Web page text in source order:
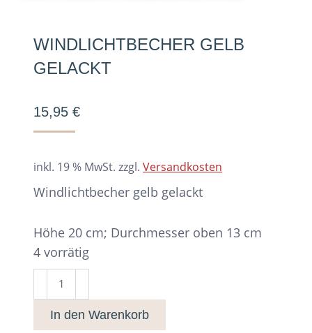
WINDLICHTBECHER GELB
GELACKT
15,95 €
inkl. 19 % MwSt. zzgl. Versandkosten
Windlichtbecher gelb gelackt
Höhe 20 cm; Durchmesser oben 13 cm
4 vorrätig
Windlichtbecher
gelb
gelackt
In den Warenkorb